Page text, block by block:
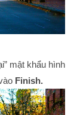
mật khẩu hình
Finish.